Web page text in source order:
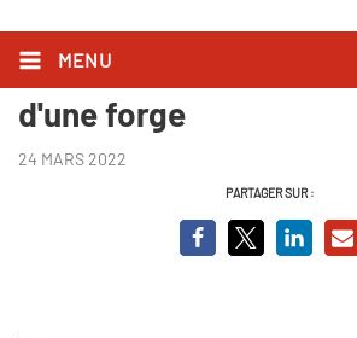
MENU
Un beau geste. La
d'une forge
24 MARS 2022
PARTAGER SUR :